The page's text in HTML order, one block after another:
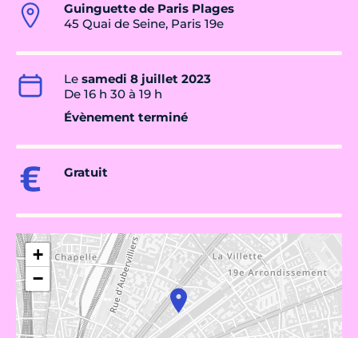
Guinguette de Paris Plages
45 Quai de Seine, Paris 19e
Le samedi 8 juillet 2023
De 16 h 30 à 19 h
Évènement terminé
Gratuit
+
−